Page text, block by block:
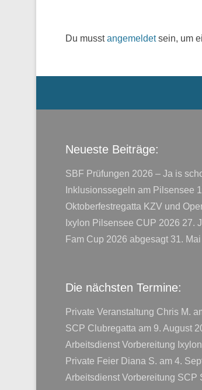
Du musstangemeldetsein, um
Neueste Beiträge:
SBF Prüfungen 2026 – Ja is
Inklusionssegeln am Pilsensee
Oktoberfestregatta KZV und
Ixylon Pilsensee CUP 2026 27.
Fam Cup 2026 abgesagt 31.
Die nächsten Termine:
Private Veranstaltung Chris M.
SCP Clubregatta am 9. August
Arbeitsdienst Vorbereitung
Private Feier Diana S. am 4.
Arbeitsdienst Vorbereitung SCP